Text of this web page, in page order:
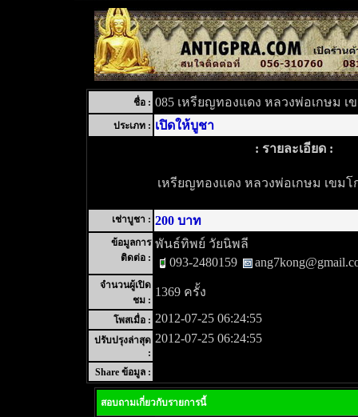
ชื่อ : 085 เหรียญทองแดง หลวงพ่อเกษม เ
ประเภท : เปิดให้บูชา
: รายละเอียด :
เหรียญทองแดง หลวงพ่อเกษม เขมโ
เช่าบูชา : 200 บาท
ข้อมูลการ
ติดต่อ :
พันธ์ทิพย์ วัยนิพลี
093-2480159
จำนวนผู้เปิด
ชม :
1369 ครั้ง
โพสเมื่อ : 2012-07-25 06:24:55
ปรับปรุงล่าสุด
:
2012-07-25 06:24:55
Share ข้อมูล :
สอบถามเกี่ยวกับรายการนี้